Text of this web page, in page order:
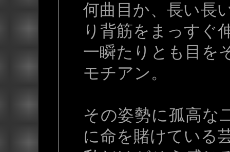
何曲目か、長い
り背筋をまっすぐ
一瞬たりとも目を
モチアン。
その姿勢に孤高な
に命を賭けている